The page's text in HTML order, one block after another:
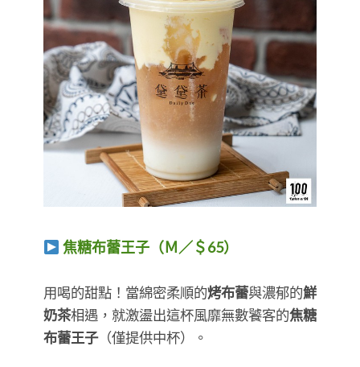
焦糖布蕾王子（Ｍ／＄65）
​​​​​​​用喝的甜點！ ​​​​​​​當綿密柔順的烤布蕾與濃郁的鮮
奶茶相遇，就激盪出這杯風靡無數饕客的焦糖
布蕾王子（僅提供中杯）。